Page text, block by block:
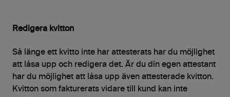
Redigera kvitton
Så länge ett kvitto inte har attesterats har du möjlighet
att låsa upp och redigera det. Är du din egen attestant
har du möjlighet att låsa upp även attesterade kvitton.
Kvitton som fakturerats vidare till kund kan inte